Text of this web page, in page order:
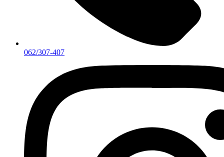
062/307-407